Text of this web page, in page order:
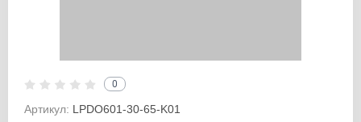
0
Артикул: LPDO601-30-65-K01